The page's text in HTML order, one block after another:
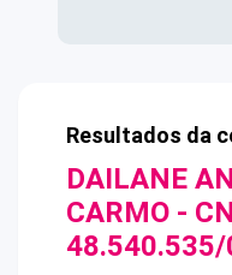
Resultados da
DAILANE
CARMO -
48.540.535/